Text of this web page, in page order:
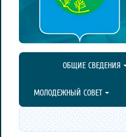
ОБЩИЕ СВЕДЕНИЯ
МОЛОДЕЖНЫЙ СОВЕТ